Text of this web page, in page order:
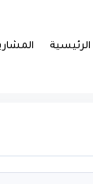
الرئيسية